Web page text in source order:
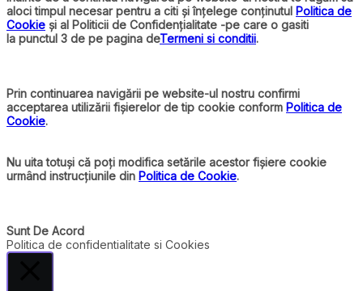
aloci timpul necesar pentru a citi și înțelege conținutul Politica de
Cookie și al Politicii de Confidențialitate -pe care o gasiti
la punctul 3 de pe pagina deTermeni si conditii.
Prin continuarea navigării pe website-ul nostru confirmi
acceptarea utilizării fișierelor de tip cookie conform Politica de
Cookie.
Nu uita totuși că poți modifica setările acestor fișiere cookie
urmând instrucțiunile din Politica de Cookie.
Sunt De Acord
Politica de confidentialitate si Cookies